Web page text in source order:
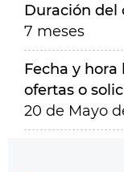
Duración del
7 meses
Fecha y
ofertas o
20 de Mayo